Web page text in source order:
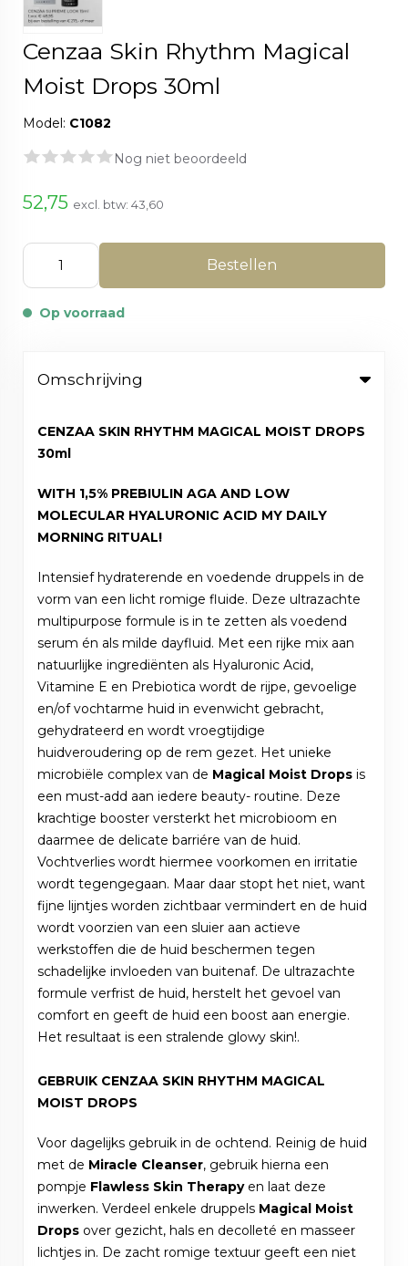
Cenzaa Skin Rhythm Magical
Moist Drops 30ml
Model: C1082
Nog niet beoordeeld
52,75 excl. btw: 43,60
Bestellen
Op voorraad
Omschrijving
CENZAA SKIN RHYTHM MAGICAL MOIST DROPS
30ml
WITH 1,5% PREBIULIN AGA AND LOW
MOLECULAR HYALURONIC ACID MY DAILY
MORNING RITUAL!
Intensief hydraterende en voedende druppels in de
vorm van een licht romige fluide. Deze ultrazachte
multipurpose formule is in te zetten als voedend
serum én als milde dayfluid. Met een rijke mix aan
natuurlijke ingrediënten als Hyaluronic Acid,
Vitamine E en Prebiotica wordt de rijpe, gevoelige
en/of vochtarme huid in evenwicht gebracht,
gehydrateerd en wordt vroegtijdige
huidveroudering op de rem gezet. Het unieke
microbiële complex van de Magical Moist Drops is
een must-add aan iedere beauty- routine. Deze
krachtige booster versterkt het microbioom en
daarmee de delicate barriére van de huid.
Vochtverlies wordt hiermee voorkomen en irritatie
wordt tegengegaan. Maar daar stopt het niet, want
fijne lijntjes worden zichtbaar vermindert en de huid
wordt voorzien van een sluier aan actieve
werkstoffen die de huid beschermen tegen
schadelijke invloeden van buitenaf. De ultrazachte
formule verfrist de huid, herstelt het gevoel van
comfort en geeft de huid een boost aan energie.
Het resultaat is een stralende glowy skin!.
GEBRUIK CENZAA SKIN RHYTHM MAGICAL
MOIST DROPS
Voor dagelijks gebruik in de ochtend. Reinig de huid
met de Miracle Cleanser, gebruik hierna een
pompje Flawless Skin Therapyen laat deze
inwerken. Verdeel enkele druppels Magical Moist
Drops over gezicht, hals en decolleté en masseer
lichtjes in. De zacht romige textuur geeft een niet